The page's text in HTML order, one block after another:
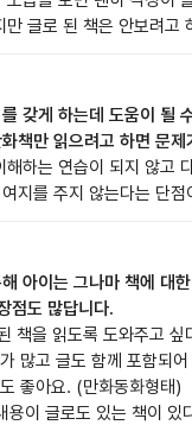
만 글로 된 책은 안보려고
갖게 하는데 도움이 될
책만 읽으려고 하면 문제
해하는 연습이 되지 않고
지를 주지 않는다는 단점
아이는 그나마 책에 대
점도 많답니다.
책을 읽도록 도와주고 싶
많고 글도 함께 포함되
좋아요. (만화동화형태)
용이 글로도 있는 책이 있